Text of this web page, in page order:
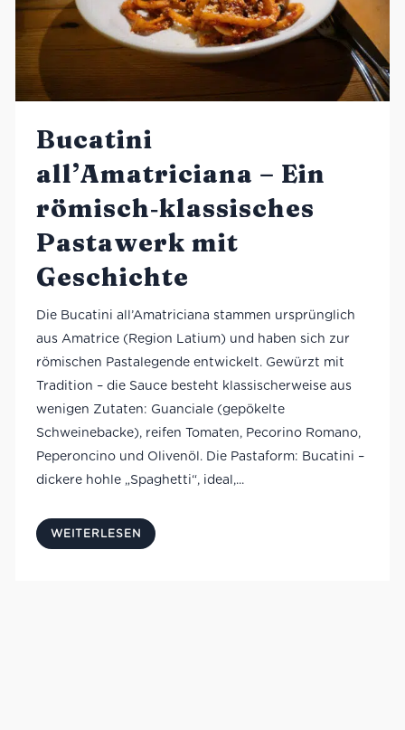
Bucatini
all’Amatriciana – Ein
römisch‑klassisches
Pastawerk mit
Geschichte
Die Bucatini all’Amatriciana stammen ursprünglich
aus Amatrice (Region Latium) und haben sich zur
römischen Pastalegende entwickelt. Gewürzt mit
Tradition – die Sauce besteht klassischerweise aus
wenigen Zutaten: Guanciale (gepökelte
Schweinebacke), reifen Tomaten, Pecorino Romano,
Peperoncino und Olivenöl. Die Pastaform: Bucatini –
dickere hohle „Spaghetti“, ideal,...
WEITERLESEN